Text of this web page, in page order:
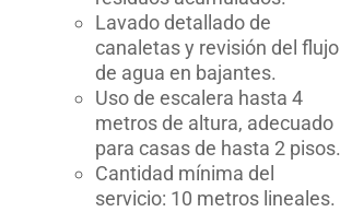
Lavado detallado de
canaletas y revisión del flujo
de agua en bajantes.
Uso de escalera hasta 4
metros de altura, adecuado
para casas de hasta 2 pisos.
Cantidad mínima del
servicio: 10 metros lineales.